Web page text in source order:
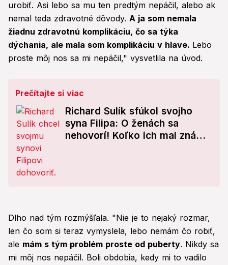
urobiť. Asi lebo sa mu ten predtým nepáčil, alebo ak
nemal teda zdravotné dôvody. A ja som nemala
žiadnu zdravotnú komplikáciu, čo sa týka
dýchania, ale mala som komplikáciu v hlave. Lebo
proste môj nos sa mi nepáčil," vysvetlila na úvod.
Prečítajte si viac
Richard Sulík sfúkol svojho
syna Filipa: O ženách sa
nehovorí! Koľko ich mal známy
Dlho nad tým rozmýšľala. "Nie je to nejaký rozmar,
len čo som si teraz vymyslela, lebo nemám čo robiť,
ale mám s tým problém proste od puberty. Nikdy sa
mi môj nos nepáčil. Boli obdobia, kedy mi to vadilo